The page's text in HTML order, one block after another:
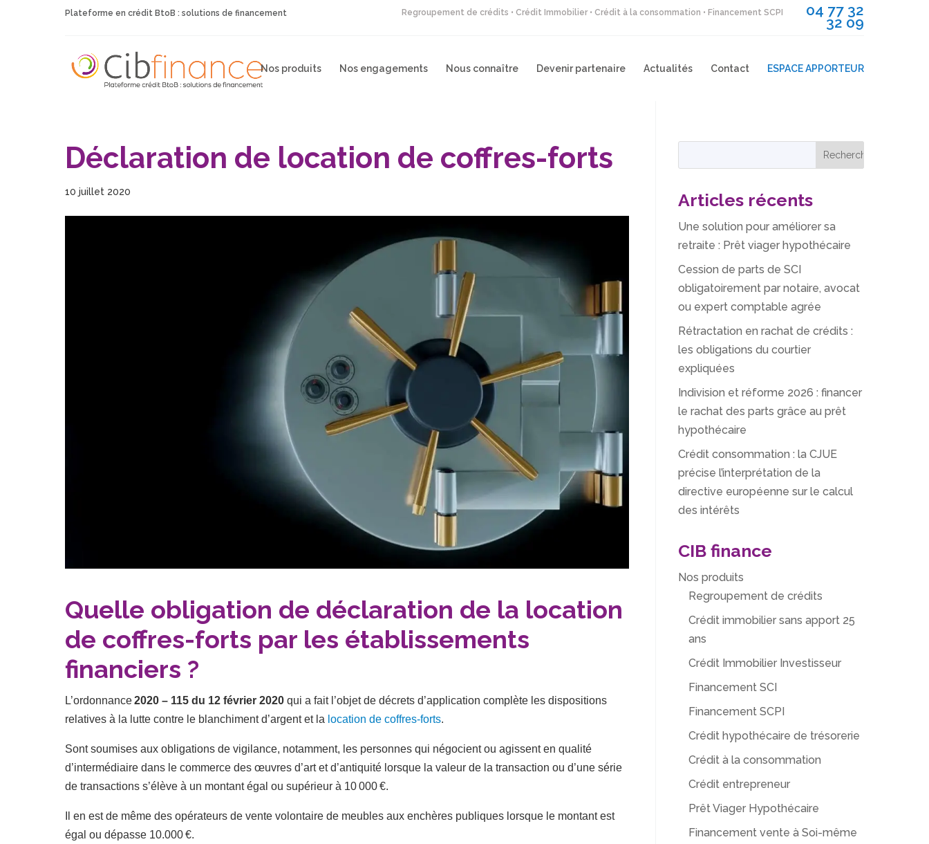
Plateforme en crédit BtoB : solutions de financement Regroupement de crédits • Crédit Immobilier • Crédit à la consommation • Financement SCPI 04 77 32
32 09
Nos produits Nos engagements Nous connaître Devenir partenaire Actualités Contact ESPACE APPORTEUR
Déclaration de location de coffres-forts
10 juillet 2020
Quelle obligation de déclaration de la location
de coffres-forts par les établissements
financiers ?
L’ordonnance2020 – 115 du 12 février 2020 qui a fait l’objet de décrets d’application complète les dispositions
relatives à la lutte contre le blanchiment d’argent et la location de coffres-forts.
Sont soumises aux obligations de vigilance, notamment, les personnes qui négocient ou agissent en qualité
d’intermédiaire dans le commerce des œuvres d’art et d’antiquité lorsque la valeur de la transaction ou d’une série
de transactions s’élève à un montant égal ou supérieur à 10 000 €.
Il en est de même des opérateurs de vente volontaire de meubles aux enchères publiques lorsque le montant est
égal ou dépasse 10.000 €.
Articles récents
Une solution pour améliorer sa
retraite : Prêt viager hypothécaire
Cession de parts de SCI
obligatoirement par notaire, avocat
ou expert comptable agrée
Rétractation en rachat de crédits :
les obligations du courtier
expliquées
Indivision et réforme 2026 : financer
le rachat des parts grâce au prêt
hypothécaire
Crédit consommation : la CJUE
précise l’interprétation de la
directive européenne sur le calcul
des intérêts
CIB finance
Nos produits
Regroupement de crédits
Crédit immobilier sans apport 25
ans
Crédit Immobilier Investisseur
Financement SCI
Financement SCPI
Crédit hypothécaire de trésorerie
Crédit à la consommation
Crédit entrepreneur
Prêt Viager Hypothécaire
Financement vente à Soi-même